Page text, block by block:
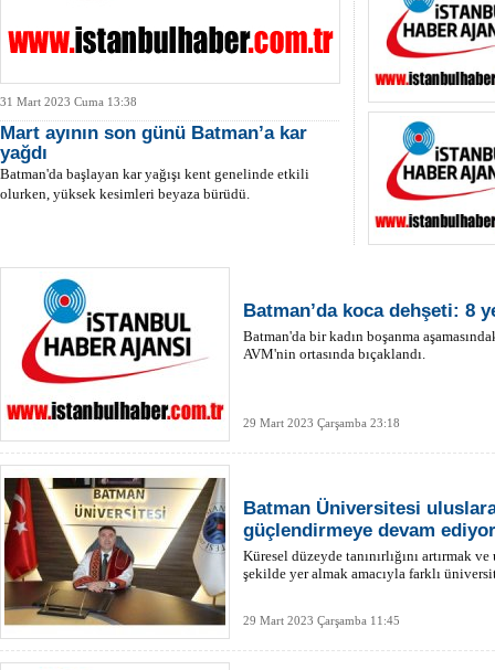
31 Mart 2023 Cuma 13:38
Mart ayının son günü Batman’a kar
yağdı
Batman'da başlayan kar yağışı kent genelinde etkili
olurken, yüksek kesimleri beyaza bürüdü.
Batman’da koca dehşeti: 8
Batman'da bir kadın boşanma
AVM'nin ortasında bıçaklandı.
29 Mart 2023 Çarşamba 23:18
Batman Üniversitesi
güçlendirmeye devam ediyor
Küresel düzeyde tanınırlığını artırmak
şekilde yer almak amacıyla farklı
29 Mart 2023 Çarşamba 11:45